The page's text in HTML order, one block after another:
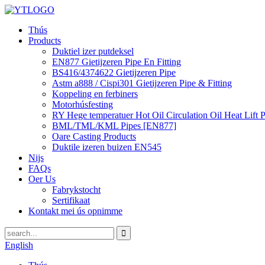
Thús
Products
Duktiel izer putdeksel
EN877 Gietijzeren Pipe En Fitting
BS416/4374622 Gietijzeren Pipe
Astm a888 / Cispi301 Gietijzeren Pipe & Fitting
Koppeling en ferbiners
Motorhúsfesting
RY Hege temperatuer Hot Oil Circulation Oil Heat Lift
BML/TML/KML Pipes [EN877]
Oare Casting Products
Duktile izeren buizen EN545
Nijs
FAQs
Oer Us
Fabrykstocht
Sertifikaat
Kontakt mei ús opnimme
English